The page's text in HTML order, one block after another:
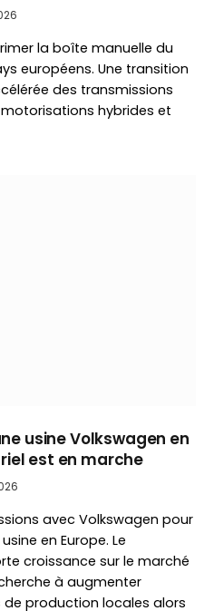
la boîte manuelle du
européens. Une transition
des transmissions
hybrides et
usine Volkswagen en
est en marche
avec Volkswagen pour
en Europe. Le
croissance sur le marché
à augmenter
production locales alors